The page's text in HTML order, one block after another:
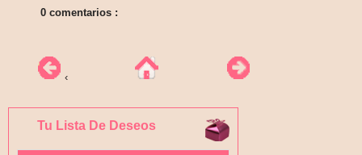
0 comentarios :
‹
Tu Lista De Deseos